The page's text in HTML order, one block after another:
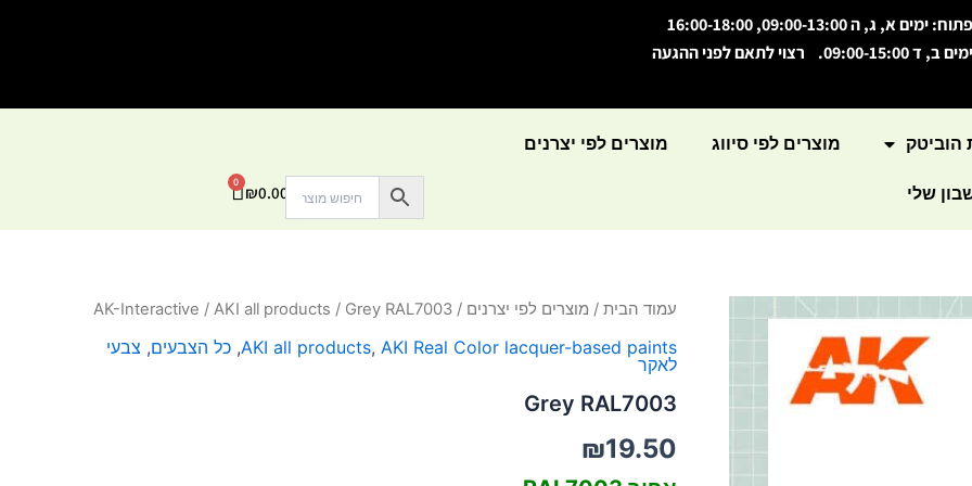
פתוח: ימים א, ג, ה 09:00-13:00, 16:00-18:00
ימים ב, ד 09:00-15:00. רצוי לתאם לפני ההגעה
הוביטק מוצרים לפי סיווג מוצרים לפי יצרנים
שלי ₪0.00
0
עגלת
עמוד הבית / מוצרים לפי יצרנים /
AK-Interactive / AKI all products / Grey RAL7003
AKI all products, AKI Real Color lacquer-based paints
, כל הצבעים, צבעי
לאקר
Grey RAL7003
₪19.50
כמות
Grey
RAL7003